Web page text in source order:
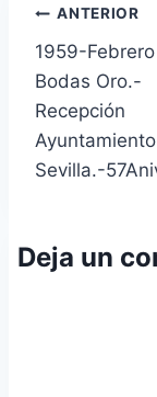
de
entradas
ANTERIOR
1959-
Bodas Oro.-
Recepción
Ayuntamiento
Sevilla.-
Deja un